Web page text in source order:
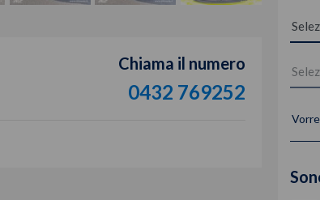
Chiama il numero
0432 769252